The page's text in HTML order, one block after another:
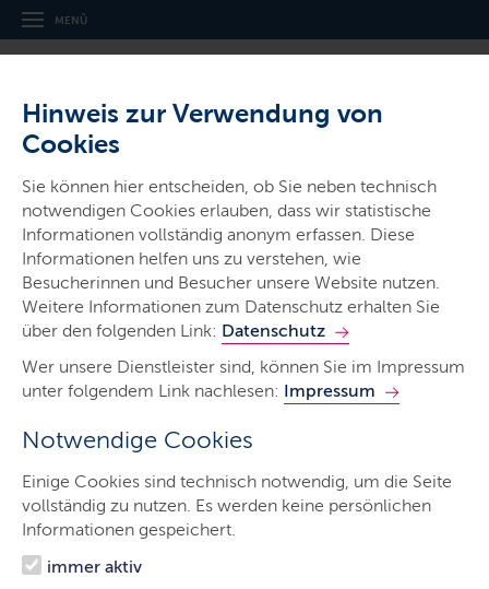
Hinweis zur Verwendung von
Cookies
Sie können hier entscheiden, ob Sie neben technisch
notwendigen Cookies erlauben, dass wir statistische
Informationen vollständig anonym erfassen. Diese
Informationen helfen uns zu verstehen, wie
Besucherinnen und Besucher unsere Website nutzen.
Weitere Informationen zum Datenschutz erhalten Sie
über den folgenden Link: Datenschutz
Wer unsere Dienstleister sind, können Sie im Impressum
unter folgendem Link nachlesen: Impressum
Notwendige Cookies
Einige Cookies sind technisch notwendig, um die Seite
vollständig zu nutzen. Es werden keine persönlichen
Informationen gespeichert.
immer aktiv
MENÜ
Landespolizei
Schleswig-Holstein
Ministerien & Behörden
Start
Das sind wir
Onlinewache
Prävention